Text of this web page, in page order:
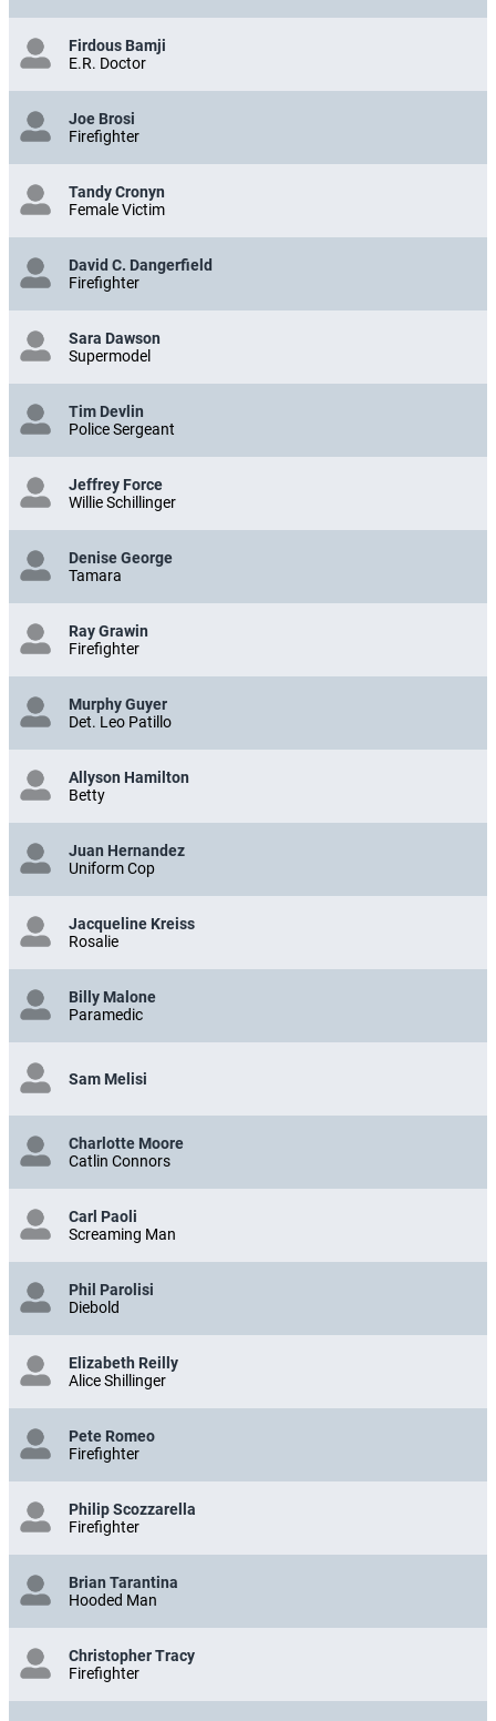
Firdous Bamji
E.R. Doctor
Joe Brosi
Firefighter
Tandy Cronyn
Female Victim
David C. Dangerfield
Firefighter
Sara Dawson
Supermodel
Tim Devlin
Police Sergeant
Jeffrey Force
Willie Schillinger
Denise George
Tamara
Ray Grawin
Firefighter
Murphy Guyer
Det. Leo Patillo
Allyson Hamilton
Betty
Juan Hernandez
Uniform Cop
Jacqueline Kreiss
Rosalie
Billy Malone
Paramedic
Sam Melisi
Charlotte Moore
Catlin Connors
Carl Paoli
Screaming Man
Phil Parolisi
Diebold
Elizabeth Reilly
Alice Shillinger
Pete Romeo
Firefighter
Philip Scozzarella
Firefighter
Brian Tarantina
Hooded Man
Christopher Tracy
Firefighter